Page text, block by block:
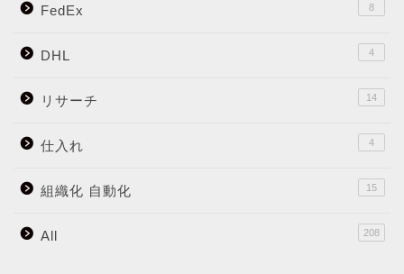
FedEx 8
DHL 4
リサーチ 14
仕入れ 4
組織化 自動化 15
All 208